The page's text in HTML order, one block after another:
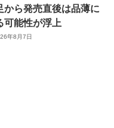
から発売直後は品薄に
可能性が浮上
年8月7日